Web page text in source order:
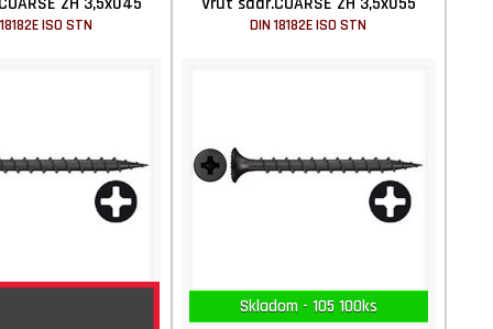
ISO STN DIN 18182E ISO STN
Skladom - 105 100ks